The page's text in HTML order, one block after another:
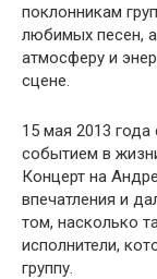
поклонникам
любимых песен,
атмосферу и
сцене.
15 мая 2013
событием в
Концерт на
впечатления и
том, насколько
исполнители,
группу.